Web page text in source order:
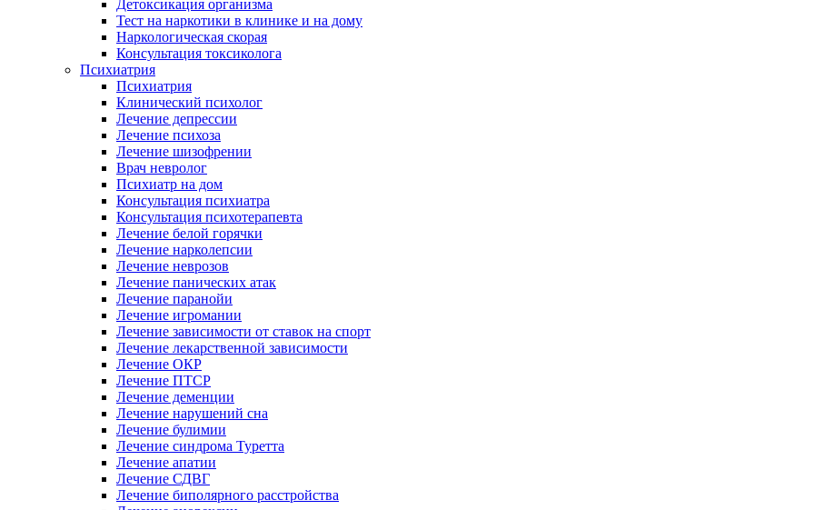
Детоксикация организма
Тест на наркотики в клинике и на дому
Наркологическая скорая
Консультация токсиколога
Психиатрия
Психиатрия
Клинический психолог
Лечение депрессии
Лечение психоза
Лечение шизофрении
Врач невролог
Психиатр на дом
Консультация психиатра
Консультация психотерапевта
Лечение белой горячки
Лечение нарколепсии
Лечение неврозов
Лечение панических атак
Лечение паранойи
Лечение игромании
Лечение зависимости от ставок на спорт
Лечение лекарственной зависимости
Лечение ОКР
Лечение ПТСР
Лечение деменции
Лечение нарушений сна
Лечение булимии
Лечение синдрома Туретта
Лечение апатии
Лечение СДВГ
Лечение биполярного расстройства